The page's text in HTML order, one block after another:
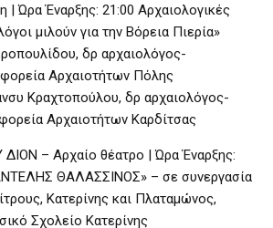
| Ώρα Έναρξης: 21:00 Αρχαιολογικές
μιλούν για την Βόρεια Πιερία»
δρ αρχαιολόγος-
Αρχαιοτήτων Πόλης
Κραχτοπούλου, δρ αρχαιολόγος-
Αρχαιοτήτων Καρδίτσας
– Αρχαίο θέατρο | Ώρα Έναρξης:
ΘΑΛΑΣΣΙΝΟΣ» – σε συνεργασία
Κατερίνης και Πλαταμώνος,
Σχολείο Κατερίνης